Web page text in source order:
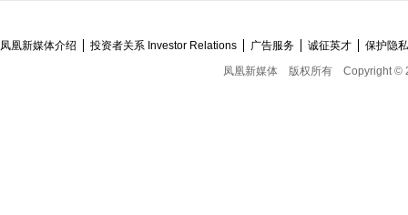
凤凰新媒体介绍 投资者关系 Investor Relations 广告服务 诚征英才
保护隐
凤凰新媒体
版权所有 Copyright ©